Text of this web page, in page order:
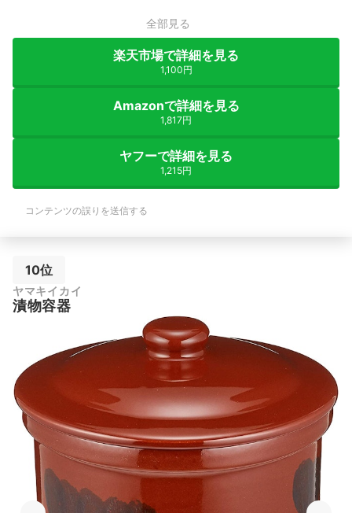
全部見る
楽天市場で詳細を見る
1,100円
Amazonで詳細を見る
1,817円
ヤフーで詳細を見る
1,215円
コンテンツの誤りを送信する
10位
ヤマキイカイ
漬物容器